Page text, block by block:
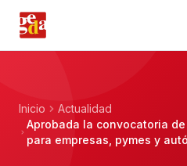
Inicio
Actualidad
Aprobada la convocatoria
para empresas, pymes y